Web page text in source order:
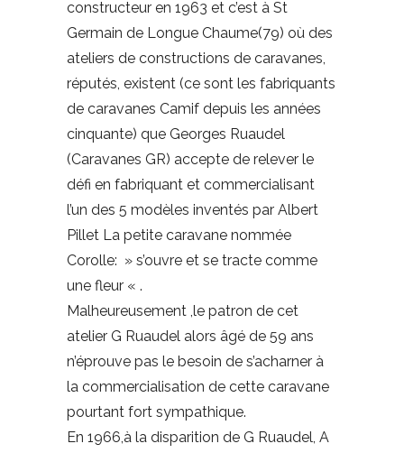
constructeur en 1963 et c’est à St
Germain de Longue Chaume(79) où des
ateliers de constructions de caravanes,
réputés, existent (ce sont les fabriquants
de caravanes Camif depuis les années
cinquante) que Georges Ruaudel
(Caravanes GR) accepte de relever le
défi en fabriquant et commercialisant
l’un des 5 modèles inventés par Albert
Pillet La petite caravane nommée
Corolle: » s’ouvre et se tracte comme
une fleur « .
Malheureusement ,le patron de cet
atelier G Ruaudel alors âgé de 59 ans
n’éprouve pas le besoin de s’acharner à
la commercialisation de cette caravane
pourtant fort sympathique.
En 1966,à la disparition de G Ruaudel, A